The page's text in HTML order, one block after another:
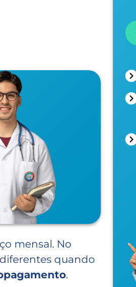
mensal. No
quando
.